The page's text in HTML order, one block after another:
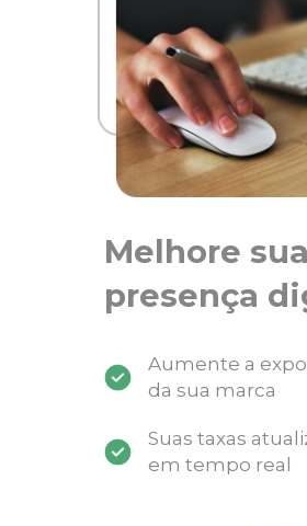
Melhore sua
presença
Aumente a
da sua marca
Suas taxas
em tempo real